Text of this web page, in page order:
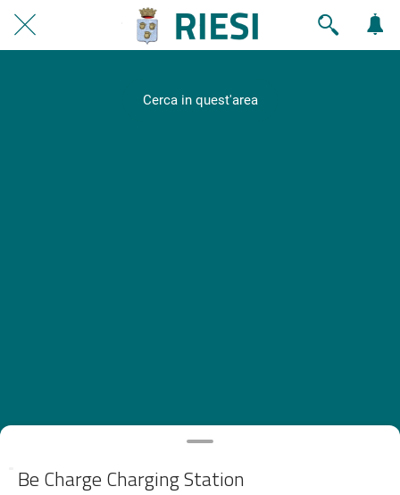
Be Charge Charging Station
Cerca in quest'area